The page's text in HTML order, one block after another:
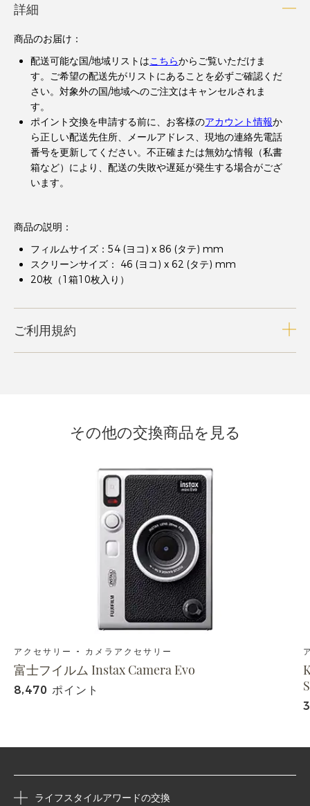
詳細
商品のお届け：
配送可能な国/地域リストはこちらからご覧いただけま
す。ご希望の配送先がリストにあることを必ずご確認くだ
さい。対象外の国/地域へのご注文はキャンセルされま
す。
ポイント交換を申請する前に、お客様のアカウント情報か
ら正しい配送先住所、メールアドレス、現地の連絡先電話
番号を更新してください。不正確または無効な情報（私書
箱など）により、配送の失敗や遅延が発生する場合がござ
います。
商品の説明：
フィルムサイズ：54 (ヨコ) x 86 (タテ) mm
スクリーンサイズ： 46 (ヨコ) x 62 (タテ) mm
20枚（1箱10枚入り）
ご利用規約
その他の交換商品を見る
アクセサリー - カメラアクセサリー
富士フイルム Instax Camera Evo
8,470 ポイント
ライフスタイルアワードの交換